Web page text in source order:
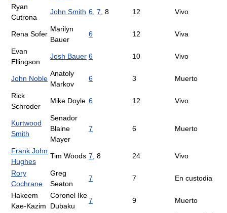
Ryan
Cutrona
John Smith 6, 7, 8 12 Vivo
Rena Sofer
Marilyn
Bauer
6 12 Viva
Evan
Ellingson
Josh Bauer 6 10 Vivo
John Noble
Anatoly
Markov
6 3 Muerto
Rick
Schroder
Mike Doyle 6 12 Vivo
Kurtwood
Smith
Senador
Blaine
Mayer
7 6 Muerto
Frank John
Hughes
Tim Woods 7, 8 24 Vivo
Rory
Cochrane
Greg
Seaton
7 7 En custodia
Hakeem
Kae-Kazim
Coronel Ike
Dubaku
7 9 Muerto